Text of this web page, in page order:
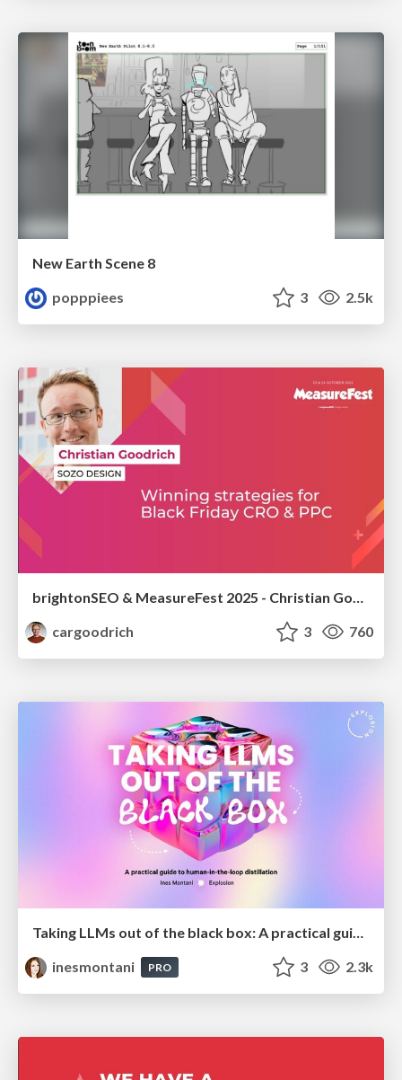
New Earth Scene 8
popppiees
3 2.5k
brightonSEO & MeasureFest 2025 - Christian Goodrich - Winning strategies for Black Friday CRO & PPC
cargoodrich
3 760
inesmontani
PRO 3 2.3k